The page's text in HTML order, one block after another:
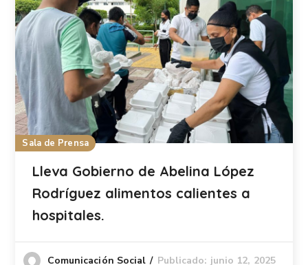
Sala de Prensa
Lleva Gobierno de Abelina López
Rodríguez alimentos calientes a
hospitales.
Comunicación Social Publicado: junio 12, 2025